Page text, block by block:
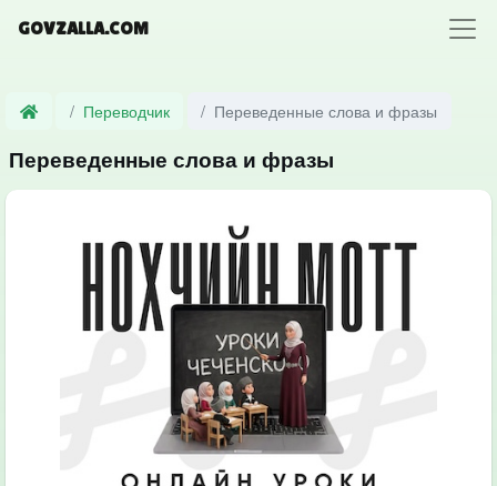
GOVZALLA.COM
Переводчик Переведенные слова и фразы
Переведенные слова и фразы